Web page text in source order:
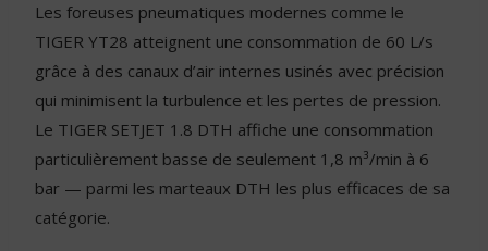
Les foreuses pneumatiques modernes comme le
TIGER YT28 atteignent une consommation de 60 L/s
grâce à des canaux d’air internes usinés avec précision
qui minimisent la turbulence et les pertes de pression.
Le TIGER SETJET 1.8 DTH affiche une consommation
particulièrement basse de seulement 1,8 m³/min à 6
bar — parmi les marteaux DTH les plus efficaces de sa
catégorie.